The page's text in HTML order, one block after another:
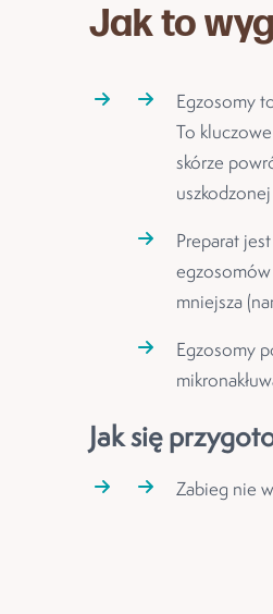
Jak to
Egzosomy
To
skórze
Preparat
mniejsza
Egzosomy
Jak się
Zabieg nie